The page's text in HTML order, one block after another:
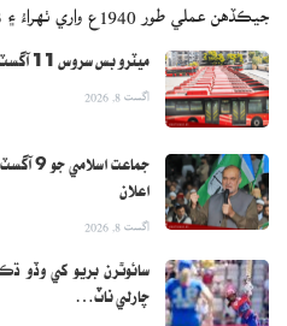
جيڪڏهن عملي طور 1940ع واري ٺهراءُ ۽ 1973ع جي آئين کي…
ميٽرو بس سروس 11 آگسٽ کان بند ڪرڻ جو اعلان
اگست 8, 2026
جماعت
اعلان
اگست 8, 2026
سائوٿرن بريو کي وڏو
چارلي ناٽ…